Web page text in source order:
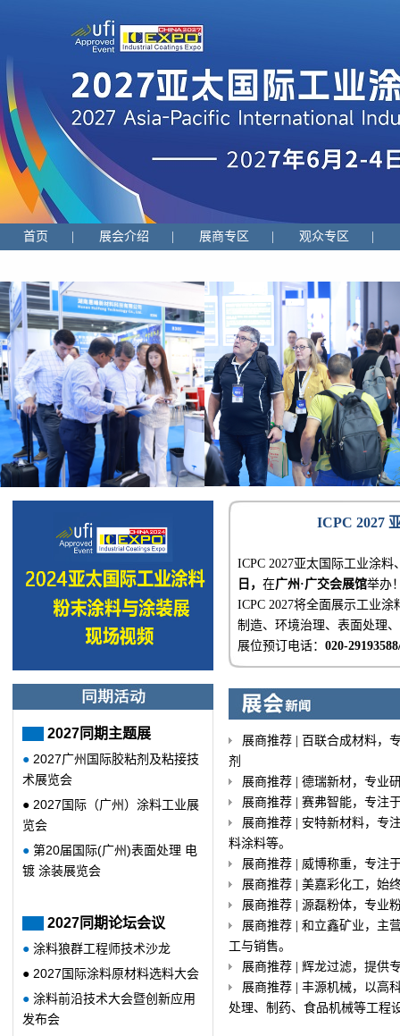
首页 展会介绍 展商专区 观众专区
2027同期主题展
● 2027广州国际胶粘剂及粘接技
术展览会
● 2027国际（广州）涂料工业展
览会
● 第20届国际(广州)表面处理 电
镀 涂装展览会
2027同期论坛会议
● 涂料狼群工程师技术沙龙
● 2027国际涂料原材料选料大会
● 涂料前沿技术大会暨创新应用
发布会
ICPC 2027
ICPC 2027亚太国际工业涂
日， 在广州·广交会展馆举办
ICPC 2027将全面展示工业
制造、环境治理、表面处理
展位预订电话： 020-
展商推荐 | 百联合成材料，
剂
展商推荐 | 德瑞新材，专业
展商推荐 | 赛弗智能，专注
展商推荐 | 安特新材料，专
料涂料等。
展商推荐 | 威博称重，专注
展商推荐 | 美嘉彩化工，始
展商推荐 | 源磊粉体，专业
展商推荐 | 和立鑫矿业，主
工与销售。
展商推荐 | 辉龙过滤，提供
展商推荐 | 丰源机械，以高
处理、制药、食品机械等工程